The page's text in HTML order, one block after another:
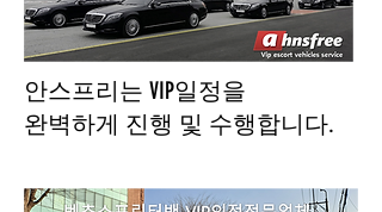
​안스프리는 VIP일정을
​완벽하게 진행 및 수행합니다.